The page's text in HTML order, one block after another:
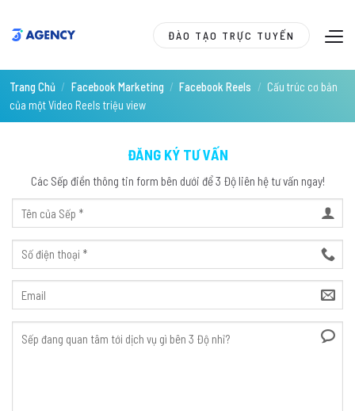
ĐÀO TẠO TRỰC TUYẾN
Trang Chủ / Facebook Marketing / Facebook Reels / Cấu trúc cơ bản
của một Video Reels triệu view
ĐĂNG KÝ TƯ VẤN
Các Sếp điền thông tin form bên dưới để 3 Độ liên hệ tư vấn ngay!